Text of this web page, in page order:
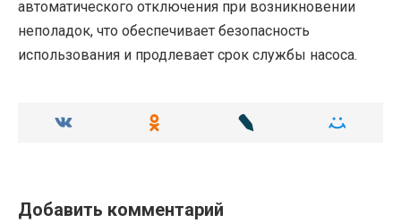
автоматического отключения при возникновении
неполадок, что обеспечивает безопасность
использования и продлевает срок службы насоса.
Добавить комментарий